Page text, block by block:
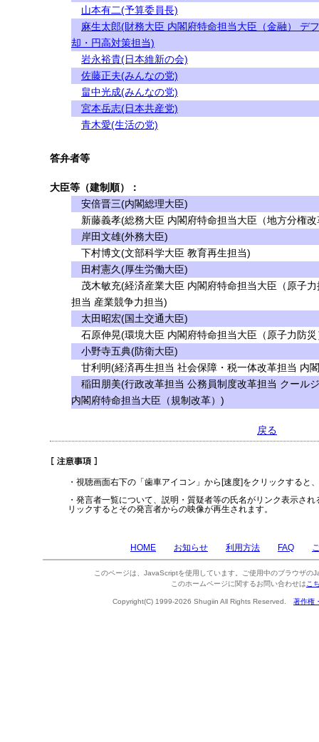
山本有二(予算委員長)
麻生太郎(財務大臣 内閣府特命担当大臣（金融） デ
却・円高対策担当)
岩永裕貴(日本維新の会)
佐藤正夫(みんなの党)
畠中光成(みんなの党)
宮本岳志(日本共産党)
青木愛(生活の党)
答弁者等
大臣等（建制順）：
安倍晋三(内閣総理大臣)
新藤義孝(総務大臣 内閣府特命担当大臣（地方分権
岸田文雄(外務大臣)
下村博文(文部科学大臣 教育再生担当)
田村憲久(厚生労働大臣)
茂木敏充(経済産業大臣 内閣府特命担当大臣（原子
担当 産業競争力担当)
太田昭宏(国土交通大臣)
石原伸晃(環境大臣 内閣府特命担当大臣（原子力防災
小野寺五典(防衛大臣)
甘利明(経済再生担当 社会保障・税一体改革担当 内
稲田朋美(行政改革担当 公務員制度改革担当 クール
内閣府特命担当大臣（規制改革）)
戻る
・視聴画面右下の「歯車アイコン」から[速度]をクリックすると
・発言者一覧について、説明・質疑者等の氏名がリンク表示さ
リックするとその発言者からの映像が再生されます。
HOME お知らせ 利用方法 FAQ
このページは、JavaScriptを使用しています。ご使用中のブラウザの
このホームページに関するお問い合わせは こ
Copyright(C) 1999-2026 Shugiin All Rights Reserved. 著作権